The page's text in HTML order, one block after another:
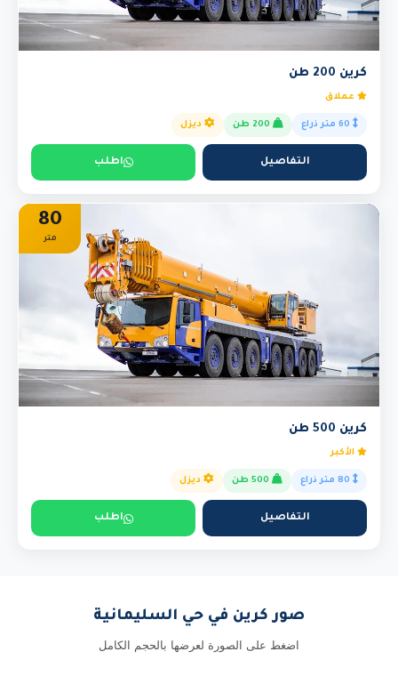
كرين 200 طن
عملاق
ديزل
التفاصيل اطلب
80
متر
كرين 500 طن
الأكبر
ديزل
التفاصيل اطلب
صور كرين في حي السليمانية
اضغط على الصورة لعرضها بالحجم الكامل